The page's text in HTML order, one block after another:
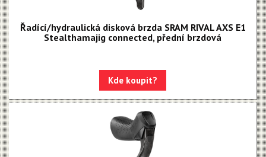
Řadící/hydraulická disková brzda SRAM RIVAL AXS E1
Stealthamajig connected, přední brzdová
Kde koupit?